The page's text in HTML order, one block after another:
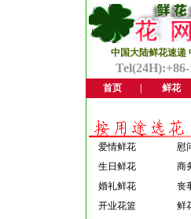
中国大陆鲜花速递
首页 鲜花
爱情鲜花
慰
生日鲜花
商
婚礼鲜花
丧
开业花篮
鲜